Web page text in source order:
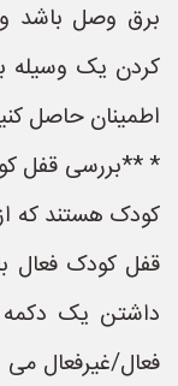
برق وصل باشد و
کردن یک وسیله
اطمینان حاصل کنید.
* **بررسی قفل
کودک هستند که از
قفل کودک فعال
داشتن یک
فعال/غیرفعال می